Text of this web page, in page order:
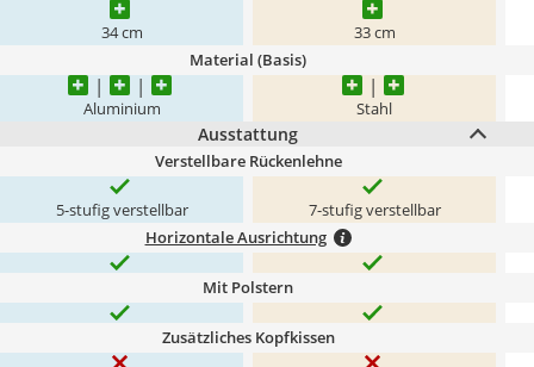
34 cm 33 cm
Material (Basis)
Aluminium Stahl
Ausstattung
Verstellbare Rückenlehne
5-stufig verstellbar 7-stufig verstellbar
Horizontale Ausrichtung
Mit Polstern
Zusätzliches Kopfkissen